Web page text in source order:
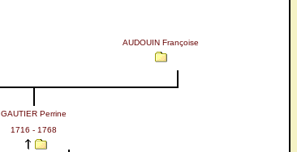
AUDOUIN Françoise
GAUTIER Perrine
1716 - 1768